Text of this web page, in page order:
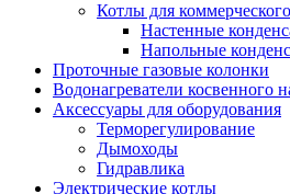
Котлы для
Настенные
Напольные
Проточные газовые колонки
Водонагреватели косвенного
Аксессуары для оборудования
Терморегулирование
Дымоходы
Гидравлика
Электрические котлы